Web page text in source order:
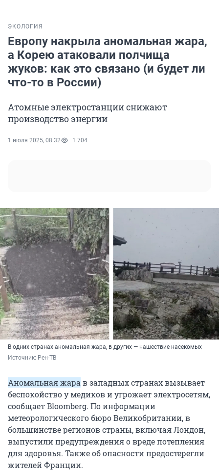
ЭКОЛОГИЯ
Европу накрыла аномальная жара,
а Корею атаковали полчища
жуков: как это связано (и будет ли
что-то в России)
Атомные электростанции снижают
производство энергии
1 июля 2025, 08:32 1 704
В одних странах аномальная жара, в других — нашествие насекомых
Источник: Рен-ТВ
Аномальная жарав западных странах вызывает
беспокойство у медиков и угрожает электросетям,
сообщает Bloomberg. По информации
метеорологического бюро Великобритании, в
большинстве регионов страны, включая Лондон,
выпустили предупреждения о вреде потепления
для здоровья. Также об опасности предостерегли
жителей Франции.